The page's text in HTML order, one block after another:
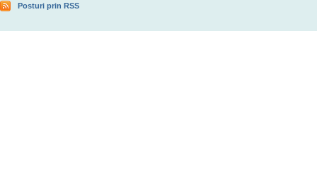
Posturi prin RSS